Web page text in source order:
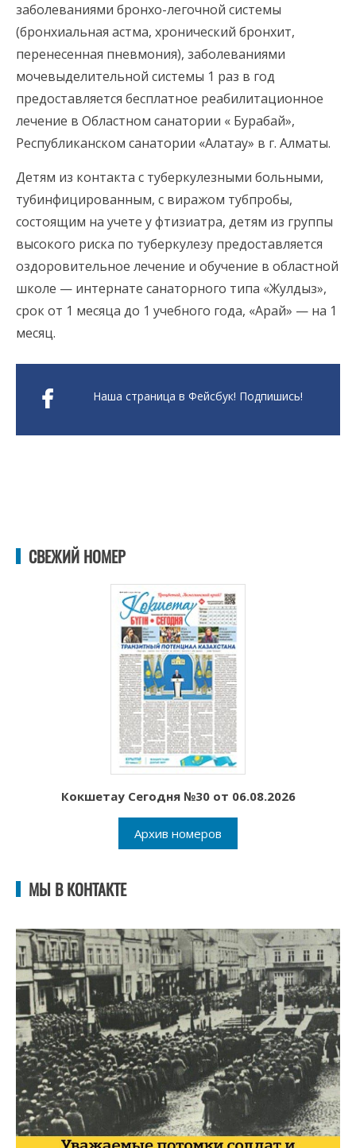
заболеваниями бронхо-легочной системы
(бронхиальная астма, хронический бронхит,
перенесенная пневмония), заболеваниями
мочевыделительной системы 1 раз в год
предоставляется бесплатное реабилитационное
лечение в Областном санатории « Бурабай»,
Республиканском санатории «Алатау» в г. Алматы.
Детям из контакта с туберкулезными больными,
тубинфицированным, с виражом тубпробы,
состоящим на учете у фтизиатра, детям из группы
высокого риска по туберкулезу предоставляется
оздоровительное лечение и обучение в областной
школе — интернате санаторного типа «Жулдыз»,
срок от 1 месяца до 1 учебного года, «Арай» — на 1
месяц.
Наша страница в Фейсбук! Подпишись!
СВЕЖИЙ НОМЕР
Кокшетау Сегодня №30 от 06.08.2026
Архив номеров
МЫ В КОНТАКТЕ